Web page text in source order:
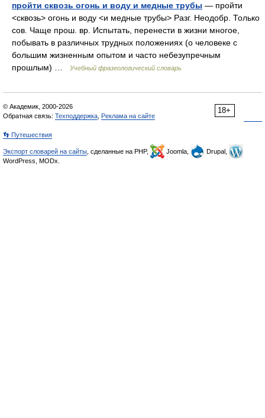
пройти сквозь огонь и воду и медные трубы — пройти
<сквозь> огонь и воду <и медные трубы> Разг. Неодобр. Только
сов. Чаще прош. вр. Испытать, перенести в жизни многое,
побывать в различных трудных положениях (о человеке с
большим жизненным опытом и часто небезупречным
прошлым) …
Учебный фразеологический словарь
18+
© Академик, 2000-2026
Обратная связь: Техподдержка Реклама на сайте
👣 Путешествия
Экспорт словарей на сайты , сделанные на PHP, Joomla,
Drupal,
WordPress, MODx.